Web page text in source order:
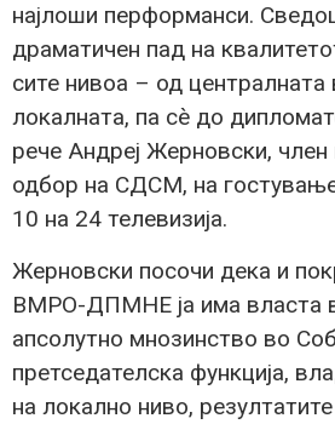
најлоши перформанси.
драматичен пад на
сите нивоа – од централната
локалната, па сè до
рече Андреј Жерновски,
одбор на СДСМ, на
10 на 24 телевизија.
Жерновски посочи дека и
ВМРО-ДПМНЕ ја има власта
апсолутно мнозинство во
претседателска функција,
на локално ниво,